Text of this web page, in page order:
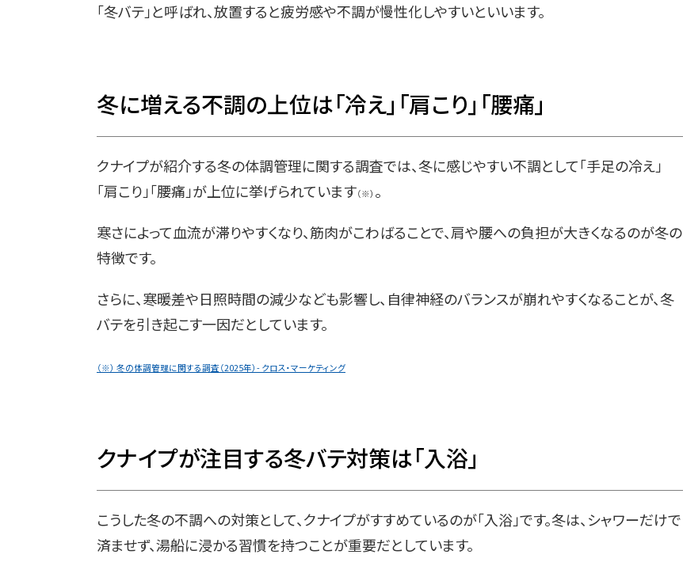
「冬バテ」と呼ばれ、放置すると疲労感や不調が慢性化しやすいといいます。
冬に増える不調の上位は「冷え」「肩こり」「腰痛」
クナイプが紹介する冬の体調管理に関する調査では、冬に感じやすい不調として「手足の冷え」
「肩こり」「腰痛」が上位に挙げられています（※） 。
寒さによって血流が滞りやすくなり、筋肉がこわばることで、肩や腰への負担が大きくなるのが冬の
特徴です。
さらに、寒暖差や日照時間の減少なども影響し、自律神経のバランスが崩れやすくなることが、冬
バテを引き起こす一因だとしています。
（※） 冬の体調管理に関する調査（2025年）- クロス・マーケティング
クナイプが注目する冬バテ対策は「入浴」
こうした冬の不調への対策として、クナイプがすすめているのが「入浴」です。冬は、シャワーだけで
済ませず、湯船に浸かる習慣を持つことが重要だとしています。